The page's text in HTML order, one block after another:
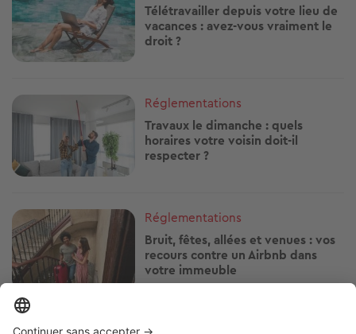
Télétravailler depuis votre lieu de
vacances : avez-vous vraiment le
droit ?
Image
Réglementations
Travaux le dimanche : quels
horaires votre voisin doit-il
respecter ?
Image
Réglementations
Bruit, fêtes, allées et venues : vos
recours contre un Airbnb dans
votre immeuble